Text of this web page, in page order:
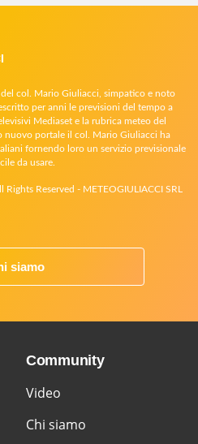
del col. Mario Giuliacci, simpatico e noto
per anni le previsioni del tempo a
Mediaset e la rubrica meteo del
nuovo portale il col. Mario Giuliacci ha
fornendo loro un servizio previsionale
da usare.
Reserved - METEOGIULIACCI SRL
siamo
Community
Video
Chi siamo